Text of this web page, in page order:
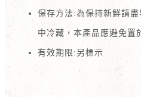
保存方法:為保持新鮮請
中冷藏，本產品應避免置
有效期限:另標示